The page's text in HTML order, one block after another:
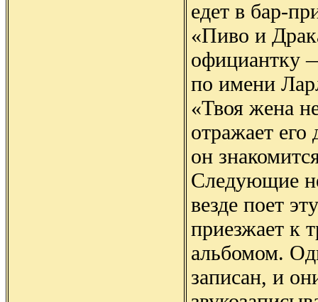
едет в бар-
«Пиво и
официантку
по имени
«Твоя жена
отражает
он
Следующие
везде поет
приезжает к
альбомом.
записан, и